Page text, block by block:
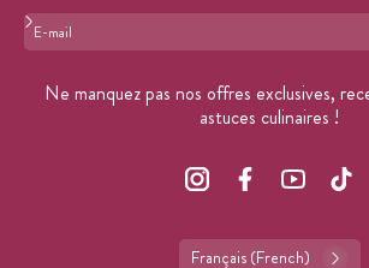
Format : adresse@email.com
Ne manquez pas nos offres exclusives,
astuces culinaires !
Français (French)